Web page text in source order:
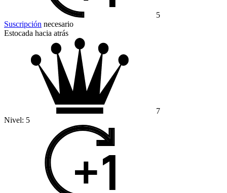
5
Suscripción necesario
Estocada hacia atrás
7
Nivel: 5